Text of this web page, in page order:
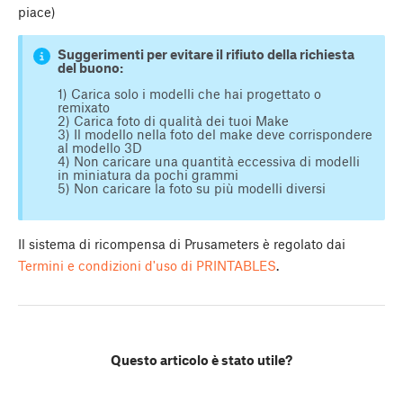
piace)
Suggerimenti per evitare il rifiuto della richiesta
del buono:
1) Carica solo i modelli che hai progettato o
remixato
2) Carica foto di qualità dei tuoi Make
3) Il modello nella foto del make deve corrispondere
al modello 3D
4) Non caricare una quantità eccessiva di modelli
in miniatura da pochi grammi
5) Non caricare la foto su più modelli diversi
Il sistema di ricompensa di Prusameters è regolato dai
Termini e condizioni d'uso di PRINTABLES.
Questo articolo è stato utile?